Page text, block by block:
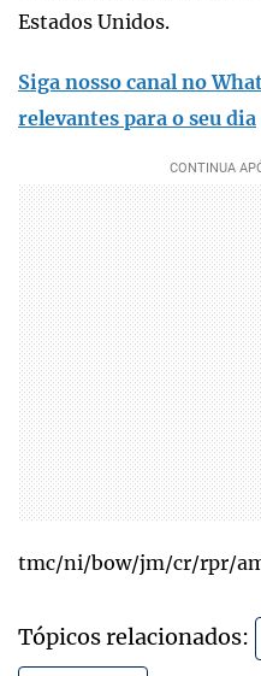
Estados Unidos.
Siga nosso canal no
relevantes para o seu dia
tmc/ni/bow/jm/cr/rpr/
Tópicos relacionados: